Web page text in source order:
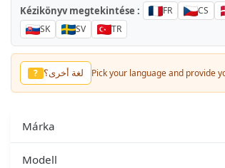
Kézikönyv megtekintése : FR CS
SK
SV TR
? لغة أخرى؟ Pick your language and provide
Márka
Modell